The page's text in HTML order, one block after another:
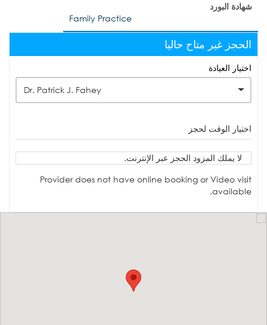
شهادة البورد
Family Practice
الحجز غير متاح حاليا
اختيار العيادة
Dr. Patrick J. Fahey
اختيار الوقت لحجز
لا يملك المزود الحجز عبر الإنترنت.
Provider does not have online booking or Video visit
available.